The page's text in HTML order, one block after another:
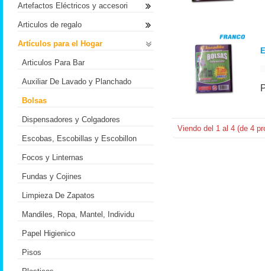
Viendo del 1 al 4 (de 4
Artefactos Eléctricos y accesori
Articulos de regalo
Artículos para el Hogar
Articulos Para Bar
Auxiliar De Lavado y Planchado
Bolsas
Dispensadores y Colgadores
Escobas, Escobillas y Escobillon
Focos y Linternas
Fundas y Cojines
Limpieza De Zapatos
Mandiles, Ropa, Mantel, Individu
Papel Higienico
Pisos